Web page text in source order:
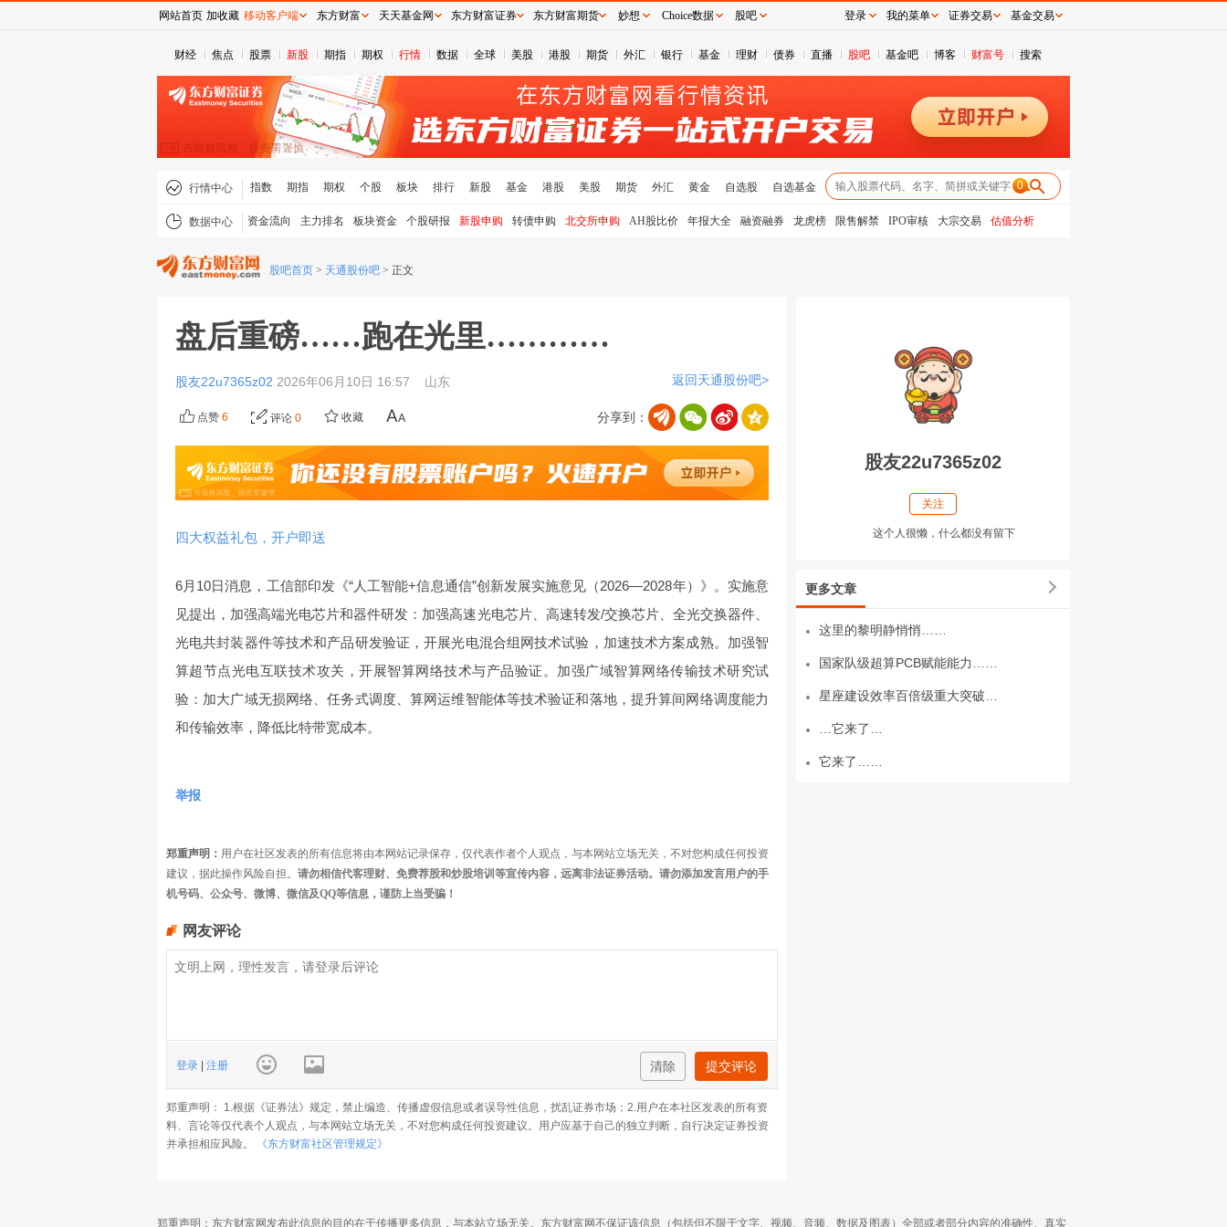
财经 焦点 股票 新股 期指 期权 行情 数据 全球 美股 港股 期货 外汇 银行 基金 理财 债券 直播 股吧 基金吧 博客 财富号 搜索
行情中心 指数 期指 期权 个股 板块 排行 新股 基金 港股 美股 期货 外汇 黄金 自选股 自选基金 0
数据中心 资金流向 主力排名 板块资金 个股研报 新股申购 转债申购 北交所申购 AH股比价 年报大全 融资融券 龙虎榜 限售解禁 IPO审核 大宗交易 估值分析
股吧首页 > 天通股份吧 > 正文
盘后重磅……跑在光里…………
股友22u7365z02 2026年06月10日 16:57 山东 返回天通股份吧>
分享到：
点赞 6 评论 0 收藏
四大权益礼包，开户即送
6月10日消息，工信部印发《“人工智能+信息通信”创新发展实施意见（2026—2028年）》。实施意
见提出，加强高端光电芯片和器件研发：加强高速光电芯片、高速转发/交换芯片、全光交换器件、
光电共封装器件等技术和产品研发验证，开展光电混合组网技术试验，加速技术方案成熟。加强智
算超节点光电互联技术攻关，开展智算网络技术与产品验证。加强广域智算网络传输技术研究试
验：加大广域无损网络、任务式调度、算网运维智能体等技术验证和落地，提升算间网络调度能力
和传输效率，降低比特带宽成本。
举报
郑重声明： 用户在社区发表的所有信息将由本网站记录保存，仅代表作者个人观点，与本网站立场无关，不对您构成任何投资
建议，据此操作风险自担。 请勿相信代客理财、免费荐股和炒股培训等宣传内容，远离非法证券活动。请勿添加发言用户的手
机号码、公众号、微博、微信及QQ等信息，谨防上当受骗！
网友评论
登录 注册 清除 提交评论
郑重声明： 1.根据《证券法》规定，禁止编造、传播虚假信息或者误导性信息，扰乱证券市场；2.用户在本社区发表的所有资
料、言论等仅代表个人观点，与本网站立场无关，不对您构成任何投资建议。用户应基于自己的独立判断，自行决定证券投资
并承担相应风险。
《东方财富社区管理规定》
股友22u7365z02
关注
这个人很懒，什么都没有留下
更多文章
这里的黎明静悄悄……
国家队级超算PCB赋能能力……
星座建设效率百倍级重大突破…
…它来了…
它来了……
郑重声明：东方财富网发布此信息的目的在于传播更多信息，与本站立场无关。东方财富网不保证该信息（包括但不限于文字、视频、音频、数据及图表）全部或者部分内容的准确性、真实
网站首页 加收藏 移动客户端 东方财富 天天基金网 东方财富证券 东方财富期货 妙想 Choice数据 股吧 登录 我的菜单 证券交易 基金交易